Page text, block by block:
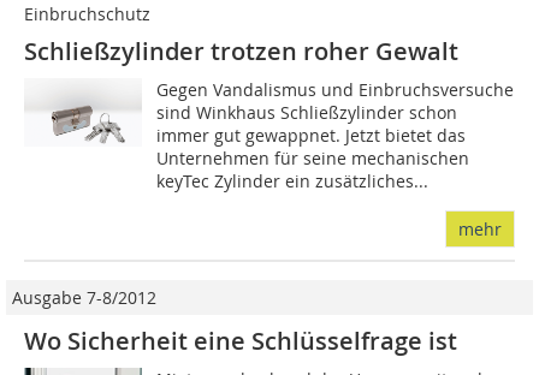
Einbruchschutz
Schließzylinder trotzen roher Gewalt
Gegen Vandalismus und Einbruchsversuche
sind Winkhaus Schließzylinder schon
immer gut gewappnet. Jetzt bietet das
Unternehmen für seine mechanischen
keyTec Zylinder ein zusätzliches...
mehr
Ausgabe 7-8/2012
Wo Sicherheit eine Schlüsselfrage ist